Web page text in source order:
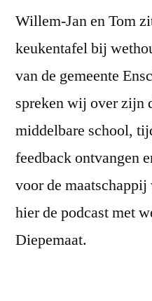
Willem-Jan en Tom
keukentafel bij
van de gemeente
spreken wij over zijn
middelbare school,
feedback ontvangen
voor de
hier de podcast met
Diepemaat.